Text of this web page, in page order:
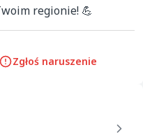
regionie! 💪
Zgłoś naruszenie